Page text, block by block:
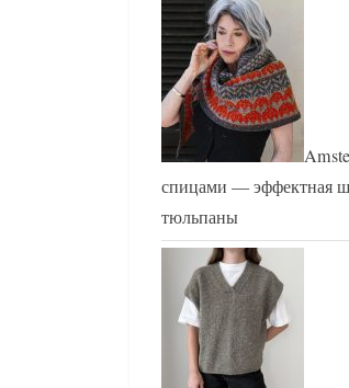
спицами — эффектная
тюльпаны